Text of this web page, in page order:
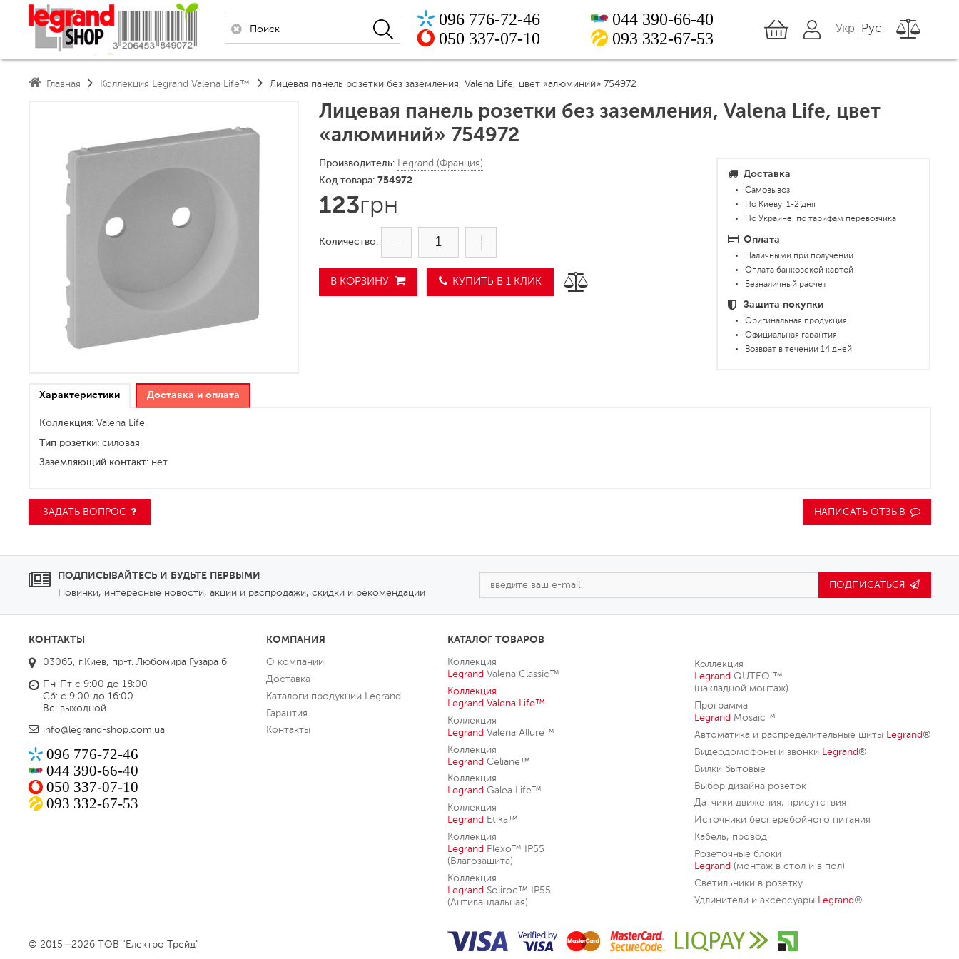
Лицевая панель розетки без заземления, Valena Life, цвет
«алюминий» 754972
Доставка
Самовывоз
По Киеву: 1-2 дня
По Украине: по тарифам перевозчика
Оплата
Наличными при получении
Оплата банковской картой
Безналичный расчет
Защита покупки
Оригинальная продукция
Официальная гарантия
Возврат в течении 14 дней
Legrand (Франция)
754972
123грн
В КОРЗИНУ КУПИТЬ В 1 КЛИК
Характеристики Доставка и оплата
Коллекция: Valena Life
Тип розетки: силовая
Заземляющий контакт: нет
ЗАДАТЬ ВОПРОС НАПИСАТЬ ОТЗЫВ
096 776-72-46
044 390-66-40
050 337-07-10
093 332-67-53
Укр Рус
Главная Коллекция Legrand Valena Life™ Лицевая панель розетки без заземления, Valena Life, цвет «алюминий» 754972
ПОДПИСЫВАЙТЕСЬ И БУДЬТЕ ПЕРВЫМИ
Новинки, интересные новости, акции и распродажи, скидки и рекомендации
ПОДПИСАТЬСЯ
КОНТАКТЫ
03065, г.Киев, пр-т. Любомира Гузара 6
Пн-Пт с 9:00 до 18:00
Сб: с 9:00 до 16:00
Вс: выходной
info@legrand-shop.com.ua
096 776-72-46
044 390-66-40
050 337-07-10
093 332-67-53
© 2015—2026 ТОВ "Електро Трейд"
КОМПАНИЯ
О компании
Доставка
Каталоги продукции Legrand
Гарантия
Контакты
КАТАЛОГ ТОВАРОВ
Коллекция
Legrand Valena Classic™
Коллекция
Legrand Valena Life™
Коллекция
Legrand Valena Allure™
Коллекция
Legrand Celiane™
Коллекция
Legrand Galea Life™
Коллекция
Legrand Etika™
Коллекция
Legrand Plexo™ IP55
(Влагозащита)
Коллекция
Legrand Soliroc™ IP55
(Антивандальная)
Коллекция
Legrand QUTEO ™
(накладной монтаж)
Программа
Legrand Mosaic™
Автоматика и распределительные щиты Legrand®
Видеодомофоны и звонки Legrand®
Вилки бытовые
Выбор дизайна розеток
Датчики движения, присутствия
Источники бесперебойного питания
Кабель, провод
Розеточные блоки
Legrand (монтаж в стол и в пол)
Светильники в розетку
Удлинители и аксессуары Legrand®